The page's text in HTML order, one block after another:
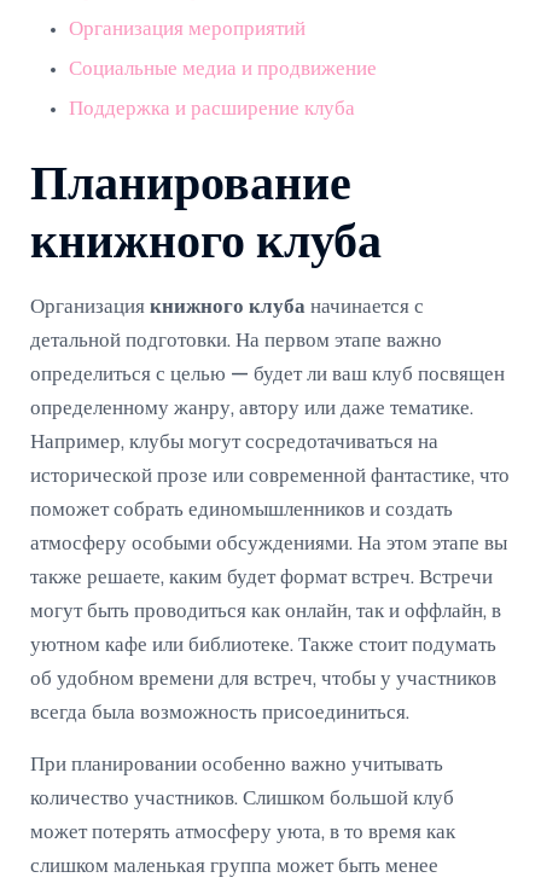
Организация мероприятий
Социальные медиа и продвижение
Поддержка и расширение клуба
Планирование
книжного клуба
Организация книжного клуба начинается с
детальной подготовки. На первом этапе важно
определиться с целью — будет ли ваш клуб посвящен
определенному жанру, автору или даже тематике.
Например, клубы могут сосредотачиваться на
исторической прозе или современной фантастике, что
поможет собрать единомышленников и создать
атмосферу особыми обсуждениями. На этом этапе вы
также решаете, каким будет формат встреч. Встречи
могут быть проводиться как онлайн, так и оффлайн, в
уютном кафе или библиотеке. Также стоит подумать
об удобном времени для встреч, чтобы у участников
всегда была возможность присоединиться.
При планировании особенно важно учитывать
количество участников. Слишком большой клуб
может потерять атмосферу уюта, в то время как
слишком маленькая группа может быть менее